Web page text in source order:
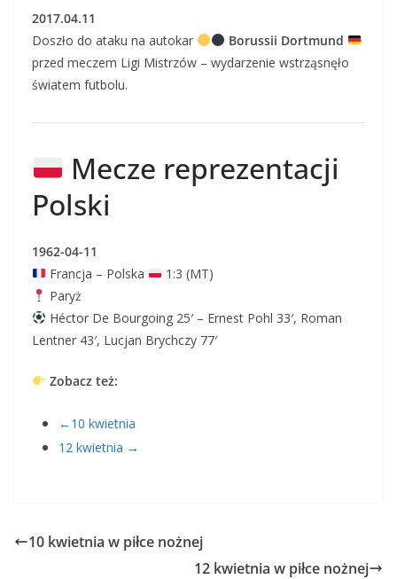
2017.04.11
Doszło do ataku na autokar
Borussii Dortmund
przed meczem Ligi Mistrzów – wydarzenie wstrząsnęło
światem futbolu.
Mecze reprezentacji
Polski
1962-04-11
Francja – Polska
1:3 (MT)
Paryż
Héctor De Bourgoing 25′ – Ernest Pohl 33′, Roman
Lentner 43′, Lucjan Brychczy 77′
Zobacz też:
←10 kwietnia
12 kwietnia →
10 kwietnia w piłce nożnej
12 kwietnia w piłce nożnej